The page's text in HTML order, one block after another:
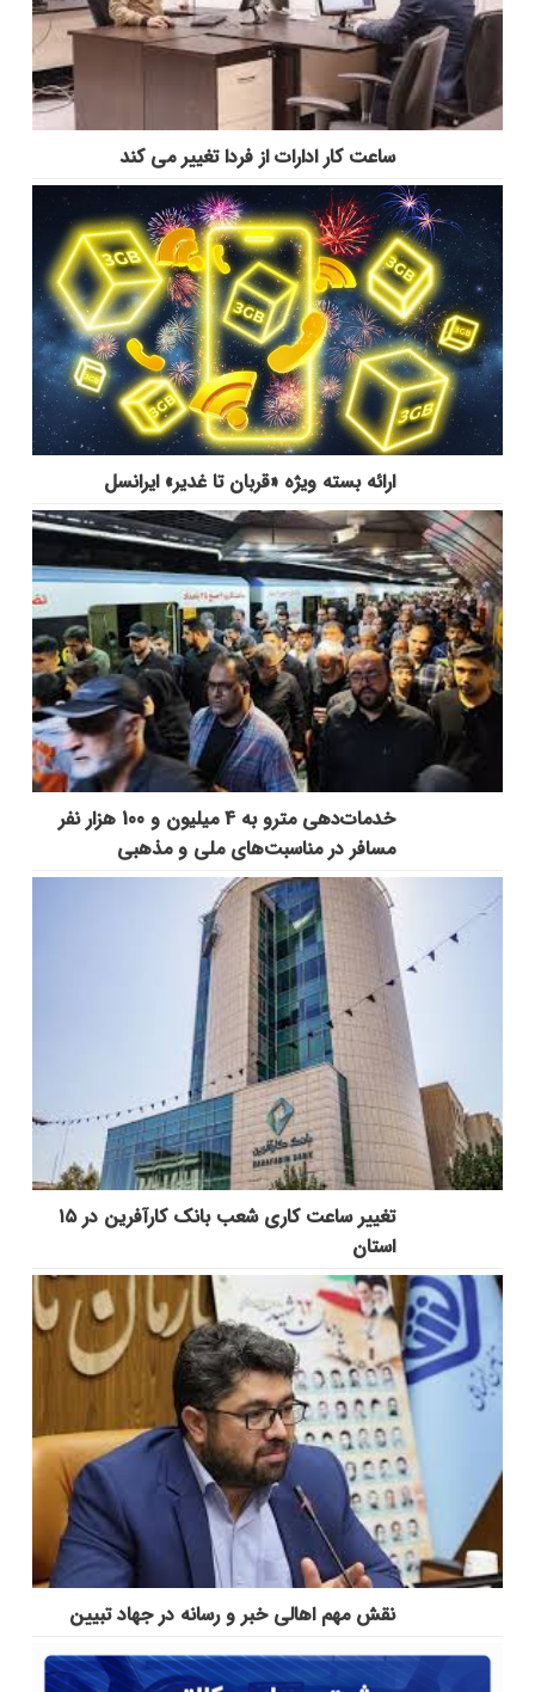
ساعت کار ادارات از فردا تغییر می کند
ارائه بسته ویژه «قربان تا غدیر» ایرانسل
خدمات‌دهي مترو به 4 ميليون و 100 هزار نفر
مسافر در مناسبت‌هاي ملي و مذهبي
تغییر ساعت کاری شعب بانک کارآفرین در ۱۵
استان
نقش مهم اهالی خبر و رسانه در جهاد تبیین